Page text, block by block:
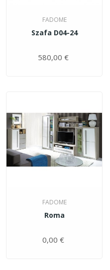
FADOME
Szafa D04-24
580,00 €
FADOME
Roma
0,00 €